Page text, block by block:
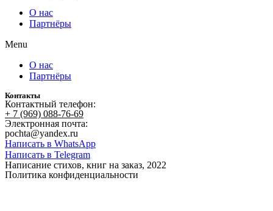
О нас
Партнёры
Menu
О нас
Партнёры
Контакты
Контактный телефон:
+ 7 (969) 088-76-69
Электронная почта:
pochta@yandex.ru
Написать в WhatsApp
Написать в Telegram
Написание стихов, книг на заказ, 2022
Политика конфиденциальности